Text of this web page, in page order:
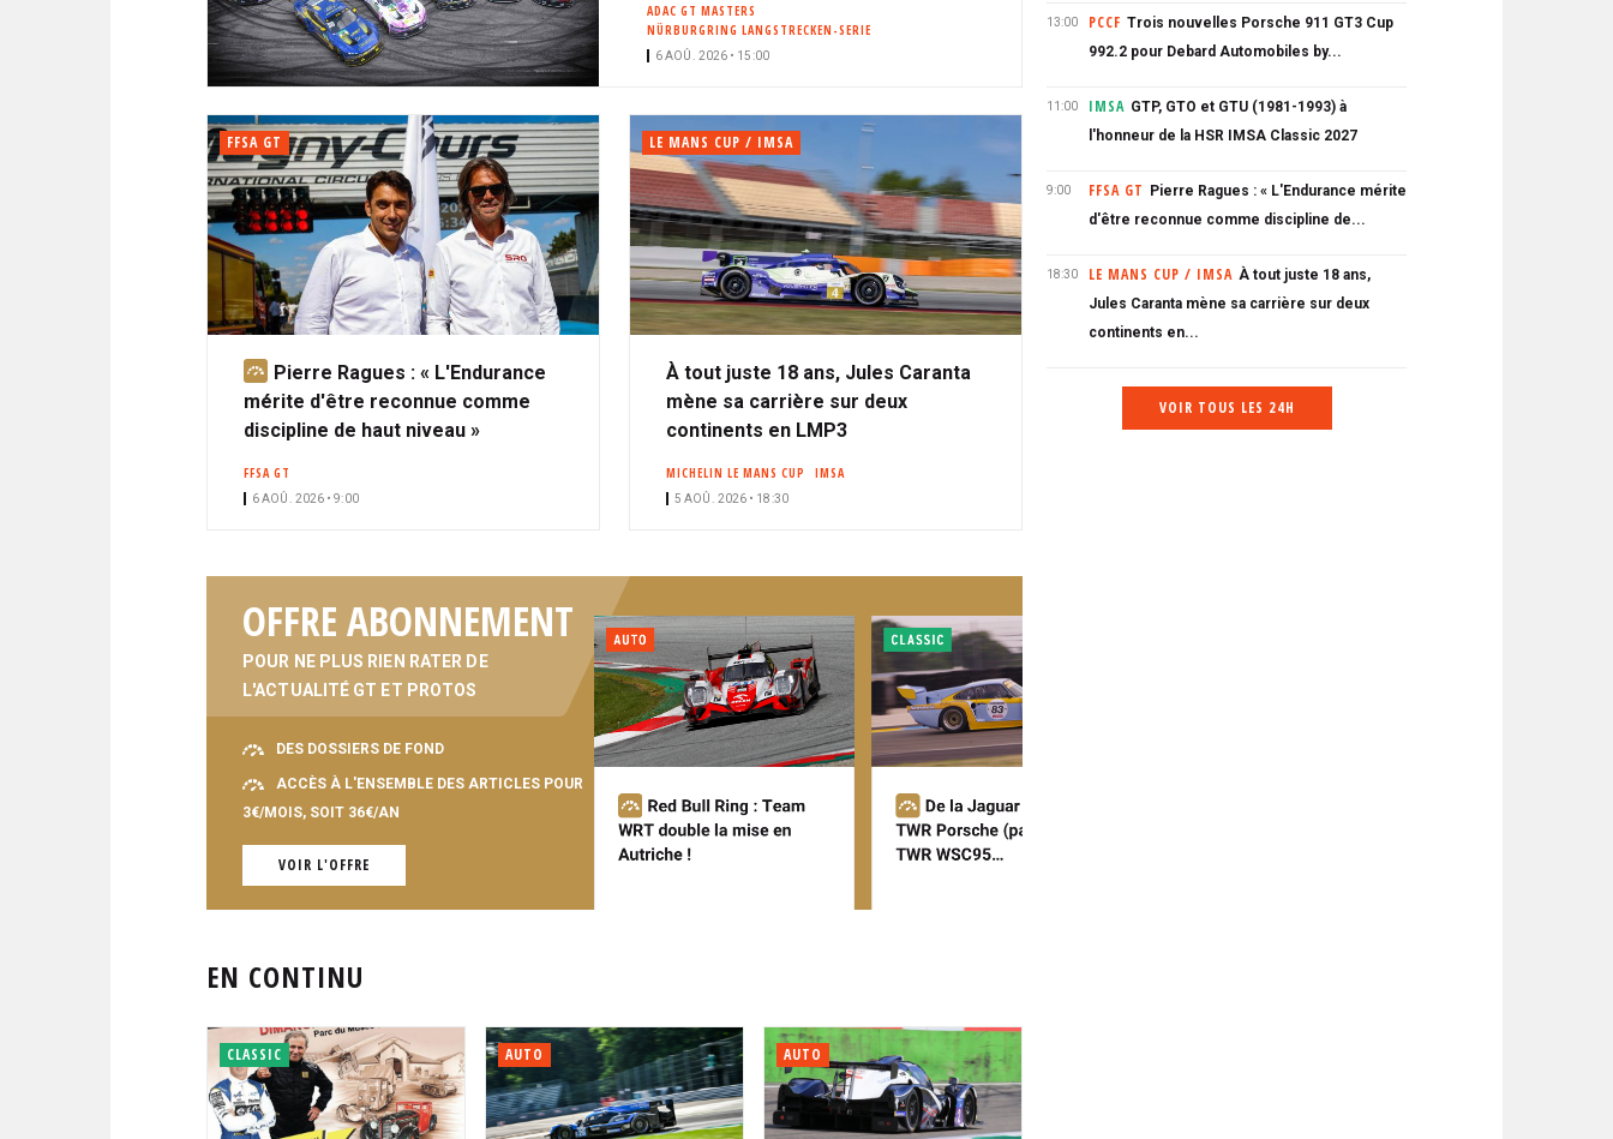
C
P
A
L
E
A
N
ADAC GT MASTERS
NÜRBURGRING LANGSTRECKEN-SERIE
6 AOÛ. 2026 • 15:00
FFSA GT
A
b
o
Pierre Ragues : « L'Endurance
mérite d'être reconnue comme
discipline de haut niveau »
FFSA GT
6 AOÛ. 2026 • 9:00
LE MANS CUP / IMSA
À tout juste 18 ans, Jules Caranta
mène sa carrière sur deux
continents en LMP3
MICHELIN LE MANS CUP IMSA
5 AOÛ. 2026 • 18:30
OFFRE ABONNEMENT
POUR NE PLUS RIEN RATER DE
L'ACTUALITÉ GT ET PROTOS
DES DOSSIERS DE FOND
ACCÈS À L'ENSEMBLE DES ARTICLES POUR
3€/MOIS, SOIT 36€/AN
VOIR L'OFFRE
EN CONTINU
CLASSIC AUTO AUTO
13:00 PCCF Trois nouvelles Porsche 911 GT3 Cup
992.2 pour Debard Automobiles by...
11:00 IMSA GTP, GTO et GTU (1981-1993) à
l'honneur de la HSR IMSA Classic 2027
9:00 FFSA GT Pierre Ragues : « L'Endurance mérite
d'être reconnue comme discipline de...
18:30 LE MANS CUP / IMSA À tout juste 18 ans,
Jules Caranta mène sa carrière sur deux
continents en...
VOIR TOUS LES 24H